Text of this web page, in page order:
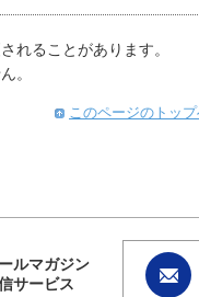
れることがあります。
。
このページのトッ
ルマガジン
サービス